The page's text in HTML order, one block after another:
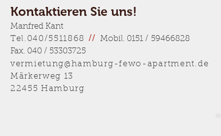
Kontaktieren Sie uns!
Manfred Kant
Tel.040/5511868 //
Mobil. 0151 / 59466828
Fax. 040 / 53303725
vermietung@hamburg-fewo-apartment.de
Märkerweg 13
22455 Hamburg